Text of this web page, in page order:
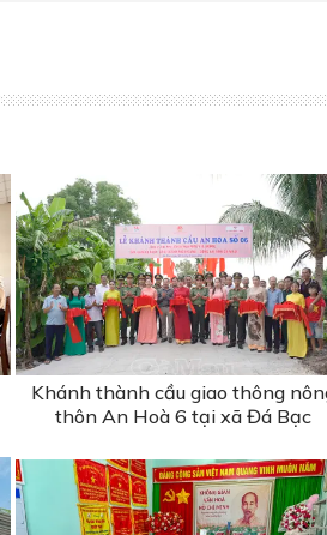
Khánh thành cầu giao thông
thôn An Hoà 6 tại xã Đá Bạc